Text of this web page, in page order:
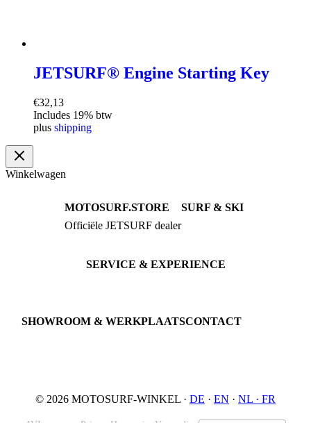
JETSURF® Engine Starting Key
€32,13
Includes 19% btw
plus shipping
Winkelwagen
MOTOSURF.STORE
Officiële JETSURF dealer
SURF & SKI
JETSURF Boards
SERVICE & EXPERIENCE
SHOWROOM & WERKPLAATSCONTACT
© 2026 MOTOSURF-WINKEL · DE · EN · NL · FR